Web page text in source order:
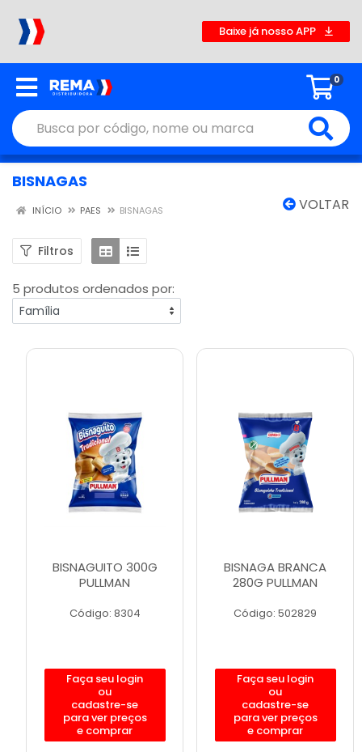
Baixe já nosso APP
0
BISNAGAS
VOLTAR
INÍCIO PAES BISNAGAS
Filtros
5 produtos ordenados por:
BISNAGUITO 300G
PULLMAN
Código: 8304
Faça seu login
ou
cadastre-se
para ver preços
e comprar
BISNAGA BRANCA
280G PULLMAN
Código: 502829
Faça seu login
ou
cadastre-se
para ver preços
e comprar